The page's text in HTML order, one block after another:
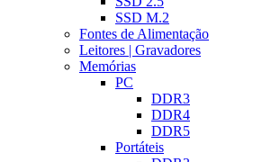
SSD M.2
Fontes de Alimentação
Leitores | Gravadores
Memórias
PC
DDR3
DDR4
DDR5
Portáteis